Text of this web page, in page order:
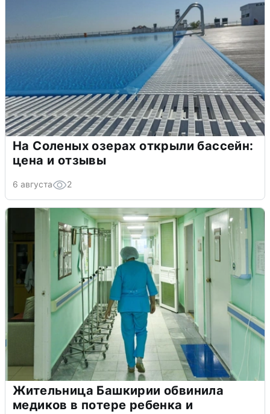
На Соленых озерах открыли бассейн:
цена и отзывы
6 августа 2
Жительница Башкирии обвинила
медиков в потере ребенка и